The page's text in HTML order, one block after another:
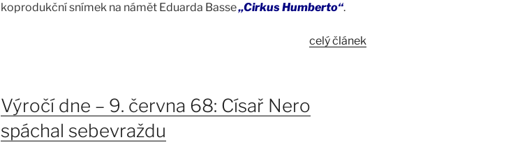
koprodukční snímek na námět Eduarda Basse„Cirkus Humberto“.
celý článek
Výročí dne – 9. června 68: Císař Nero
spáchal sebevraždu